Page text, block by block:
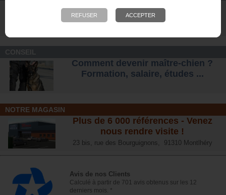
Chaussures Ranger et
d'intervention pour tous les terrains
Comment devenir maître-chien ?
Formation, salaire, études ...
NOTRE MAGASIN
Plus de 6 000 références - Venez
nous rendre visite !
23 bis, rue des Bourguignons, 91310 Montlhéry
Avis de nos Clients
Calculé à partir de 701 avis obtenus sur les 12
derniers mois. *